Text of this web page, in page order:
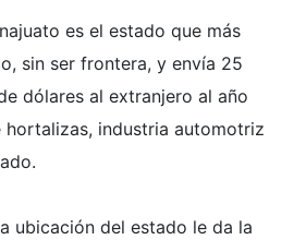
es el estado que más
sin ser frontera, y envía 25
dólares al extranjero al año
industria automotriz
ubicación del estado le da la